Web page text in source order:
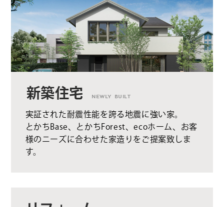
新築住宅 NEWLY BUILT
実証された耐震性能を誇る地震に強い家。
とかちBase、とかちForest、ecoホーム、お客
様のニーズに合わせた家造りをご提案致しま
す。